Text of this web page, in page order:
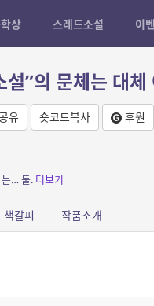
상 스레드소설 이
”의 문체는 대
유 숏코드복사 후원
는… 둘. 더보기
책갈피 작품소개